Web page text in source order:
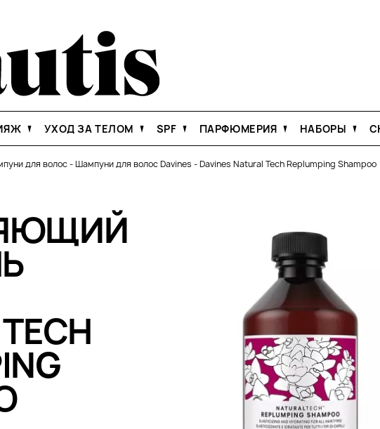
УХОД ЗА ТЕЛОМ SPF ПАРФЮМЕРИЯ НАБОРЫ
для волос-Шампуни для волос Davines -Davines Natural Tech Replumping Shampoo